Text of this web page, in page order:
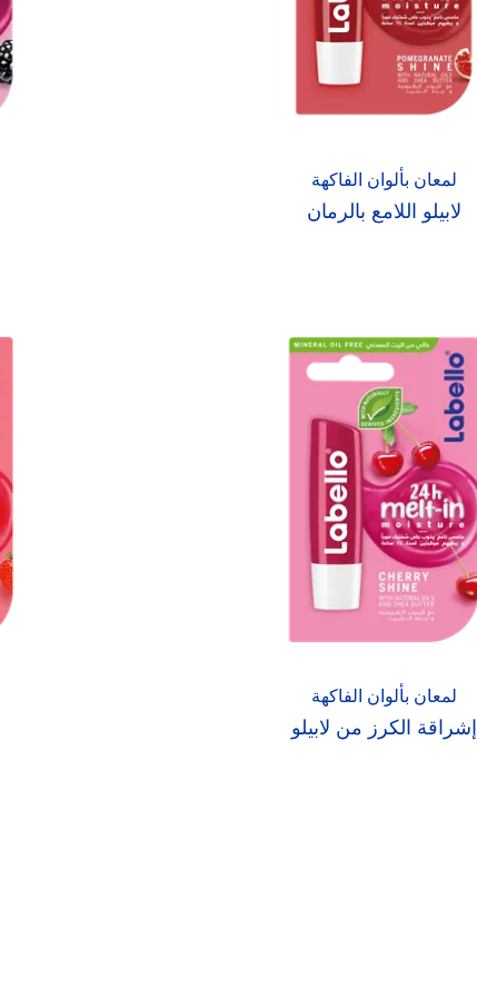
لمعان بألوان الفاكهة
لابيلو اللامع بالرمان
لمعان بألوان الفاكهة
إشراقة الكرز من لابيلو